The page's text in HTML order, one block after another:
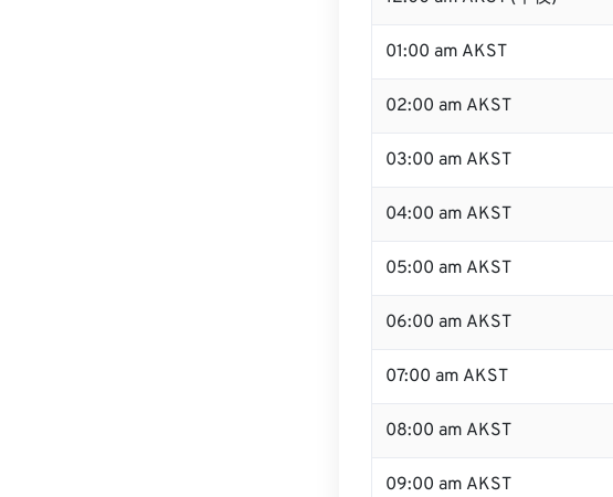
01:00 am AKST
02:00 am AKST
03:00 am AKST
04:00 am AKST
05:00 am AKST
06:00 am AKST
07:00 am AKST
08:00 am AKST
09:00 am AKST